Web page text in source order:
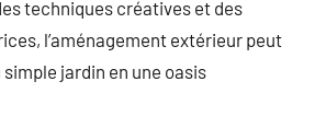
techniques créatives et des
l’aménagement extérieur peut
jardin en une oasis